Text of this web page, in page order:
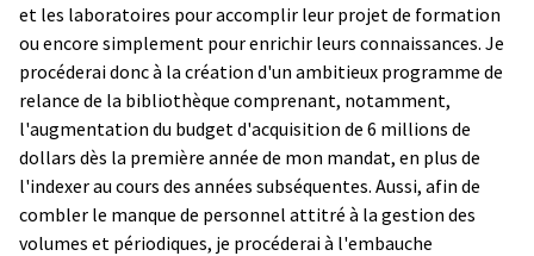
et les laboratoires pour accomplir leur projet de formation
ou encore simplement pour enrichir leurs connaissances. Je
procéderai donc à la création d'un ambitieux programme de
relance de la bibliothèque comprenant, notamment,
l'augmentation du budget d'acquisition de 6 millions de
dollars dès la première année de mon mandat, en plus de
l'indexer au cours des années subséquentes. Aussi, afin de
combler le manque de personnel attitré à la gestion des
volumes et périodiques, je procéderai à l'embauche